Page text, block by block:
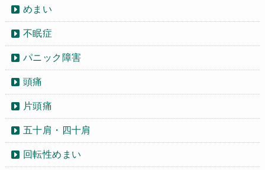
めまい
不眠症
パニック障害
頭痛
片頭痛
五十肩・四十肩
回転性めまい